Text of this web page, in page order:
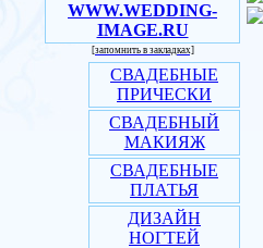
WWW.WEDDING-
IMAGE.RU
[запомнить в закладках]
СВАДЕБНЫЕ
ПРИЧЕСКИ
СВАДЕБНЫЙ
МАКИЯЖ
СВАДЕБНЫЕ
ПЛАТЬЯ
ДИЗАЙН
НОГТЕЙ